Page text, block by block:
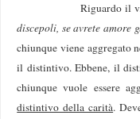
Riguardo il
discepoli, se avrete amore
chiunque viene aggregato
il distintivo. Ebbene, il
chiunque vuole essere
distintivo della carità.